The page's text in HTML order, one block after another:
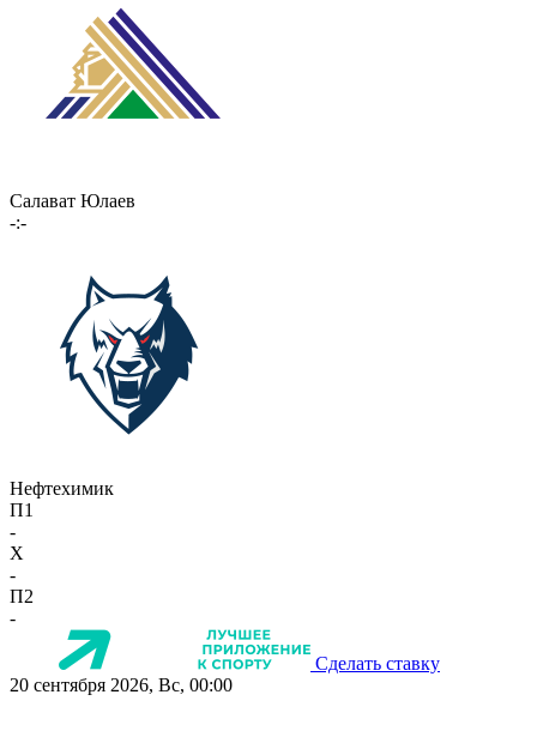
Салават Юлаев
-:-
Нефтехимик
П1
-
X
-
П2
-
Сделать ставку
20 сентября 2026, Вс, 00:00